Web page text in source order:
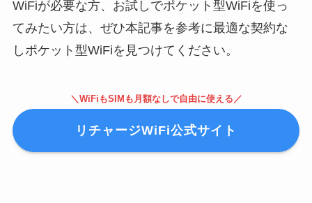
WiFiが必要な方、お試しでポケット型WiFiを使っ
てみたい方は、ぜひ本記事を参考に最適な契約な
しポケット型WiFiを見つけてください。
＼WiFiもSIMも月額なしで自由に使える／
リチャージWiFi公式サイト